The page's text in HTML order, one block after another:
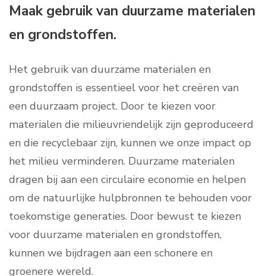
Maak gebruik van duurzame materialen
en grondstoffen.
Het gebruik van duurzame materialen en
grondstoffen is essentieel voor het creëren van
een duurzaam project. Door te kiezen voor
materialen die milieuvriendelijk zijn geproduceerd
en die recyclebaar zijn, kunnen we onze impact op
het milieu verminderen. Duurzame materialen
dragen bij aan een circulaire economie en helpen
om de natuurlijke hulpbronnen te behouden voor
toekomstige generaties. Door bewust te kiezen
voor duurzame materialen en grondstoffen,
kunnen we bijdragen aan een schonere en
groenere wereld.